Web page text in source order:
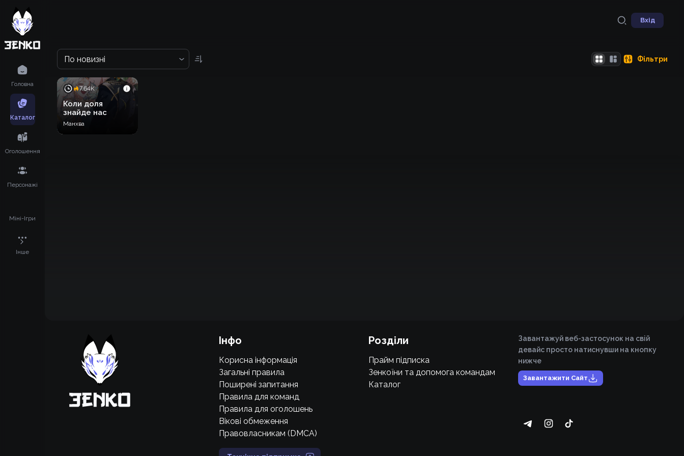
Вхід
Головна
Каталог
Оголошення
Персонажі
Міні-Ігри
Інше
По новизні Фільтри
7.64K
Коли доля
знайде нас
Манхва
крутих нововведень
Підтримати проєкт
Інфо
Корисна інформація
Загальні правила
Поширені запитання
Правила для команд
Правила для оголошень
Вікові обмеження
Правовласникам (DMCA)
Розділи
Прайм підписка
Зенкоїни та допомога командам
Каталог
Завантажуй веб-застосунок на свій
девайс просто натиснувши на кнопку
нижче
Завантажити Сайт